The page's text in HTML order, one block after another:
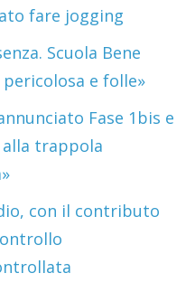
fare jogging
Scuola Bene
e folle»
Fase 1bis e
alla trappola
con il contributo